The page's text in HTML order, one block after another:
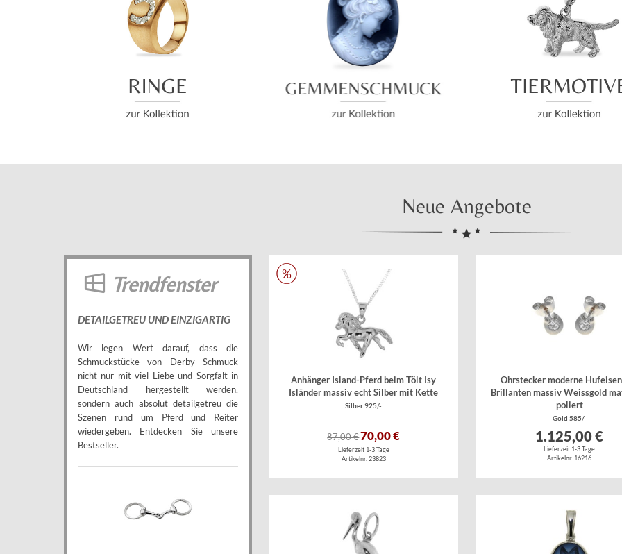
Neue Angebote
Anhänger Island-Pferd beim Tölt Isy
Isländer massiv echt Silber mit Kette
Silber 925/-
87,00 €70,00 €
Lieferzeit 1-3 Tage
Artikelnr. 23823
Ohrstecker moderne
Brillanten massiv Weissgold
poliert
Gold 585/-
1.125,00 €
Lieferzeit 1-3 Tage
Artikelnr. 16216
Trendfenster
DETAILGETREU UND EINZIGARTIG
Wir legen Wert darauf, dass die
Schmuckstücke von Derby Schmuck
nicht nur mit viel Liebe und Sorgfalt in
Deutschland hergestellt werden,
sondern auch absolut detailgetreu die
Szenen rund um Pferd und Reiter
wiedergeben. Entdecken Sie unsere
Bestseller.